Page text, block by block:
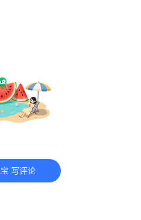
写评论